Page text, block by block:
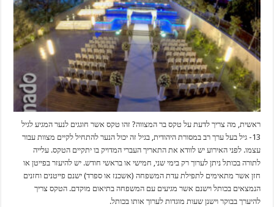
ראשית, מה צריך לדעת על טקס בר המצווה? זהו טקס אשר חוגגים לנער המגיע לגיל
13- גיל בעל ערך רב במסורת היהודית, בגיל זה יכול הנער להתחיל לקיים מצוות עבור
עצמו. לפני האירוע יש לוודא את התאריך העברי המדויק בו יתקיים הטקס. עלייה
לתורה בכותל ניתן לערוך רק בימי שני, חמישי או בראשי חודש. יש להיעזר בפייטן או
חזן אשר מתאימים לתפילת עדת המשפחה (אשכנז או ספרד) ישנם פייטנים וחזנים
הנמצאים בכותל וישנם אשר מגיעים עם המשפחה בתיאום מוקדם. הטקס צריך
להיערך בבוקר וישנן שעות מוגדות לערוך אותו בכותל.